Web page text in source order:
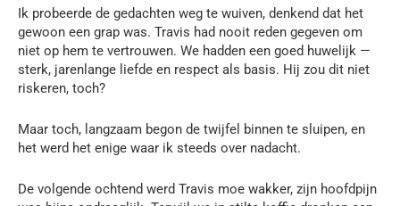
Ik probeerde de gedachten weg te wuiven, denkend dat het
gewoon een grap was. Travis had nooit reden gegeven om
niet op hem te vertrouwen. We hadden een goed huwelijk —
sterk, jarenlange liefde en respect als basis. Hij zou dit niet
riskeren, toch?
Maar toch, langzaam begon de twijfel binnen te sluipen, en
het werd het enige waar ik steeds over nadacht.
De volgende ochtend werd Travis moe wakker, zijn hoofdpijn